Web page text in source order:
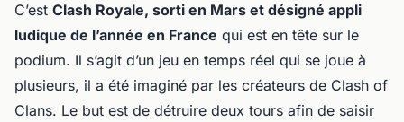
C’est Clash Royale, sorti en Mars et désigné appli
ludique de l’année en France qui est en tête sur le
podium. Il s’agit d’un jeu en temps réel qui se joue à
plusieurs, il a été imaginé par les créateurs de Clash of
Clans. Le but est de détruire deux tours afin de saisir